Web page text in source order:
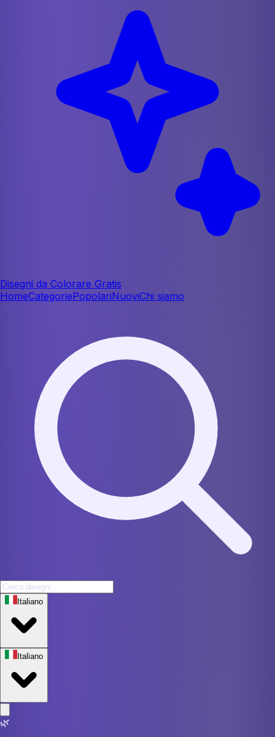
Disegni da Colorare Gratis
HomeCategoriePopolariNuoviChi siamo
Italiano
Italiano
🌿